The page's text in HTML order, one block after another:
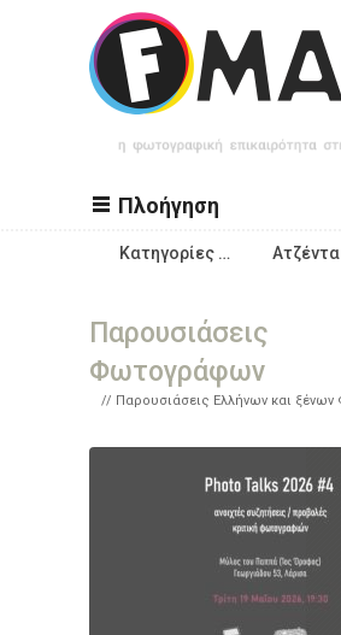
Παράκαμψη προς το κυρίως περιεχόμενο
Πλοήγηση
Κατηγορίες …
Παρουσιάσεις
Φωτογράφων
Παρουσιάσεις Ελλήνων και